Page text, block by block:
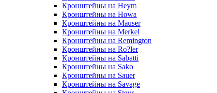
Кронштейны на Heym
Кронштейны на Howa
Кронштейны на Mauser
Кронштейны на Merkel
Кронштейны на Remington
Кронштейны на Ro?ler
Кронштейны на Sabatti
Кронштейны на Sako
Кронштейны на Sauer
Кронштейны на Savage